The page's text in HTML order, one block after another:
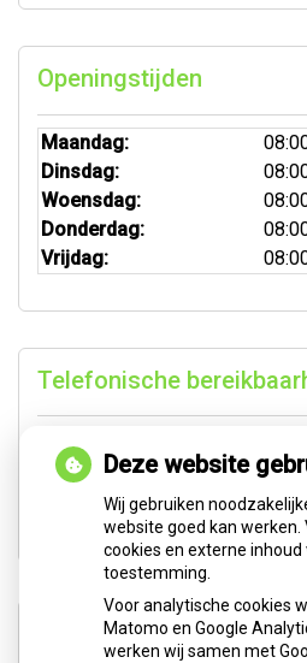
Openingstijden
Maandag:
Dinsdag:
Woensdag:
Donderdag:
Vrijdag:
Telefonische
van 8.10 tot 12.15 en van
Vrijdag:
van 8.10 tot 12.15
Aangesloten bij:
Deze website
Wij gebruiken
website goed kan werken.
cookies en externe inhoud
toestemming.
Voor analytische cookies
Matomo en Google
werken wij samen met